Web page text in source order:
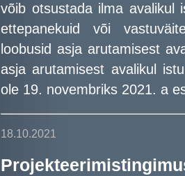
võib otsustada ilma avalikul
ettepanekuid või
loobusid asja arutamisest
asja arutamisest avalikul
ole 19. novembriks 2021. a
18.10.2021